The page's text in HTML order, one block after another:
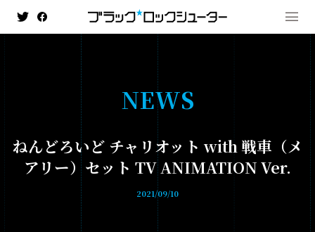
MENU
NEWS
HISTORY
ANIMATION
NEWS
ねんどろいど チャリオット with 戦車（メ
アリー）セット TV ANIMATION Ver.
2021/09/10